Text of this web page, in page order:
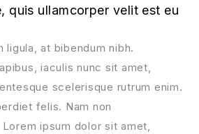
quis ullamcorper velit est eu
ligula, at bibendum nibh.
iaculis nunc sit amet,
scelerisque rutrum enim.
felis. Nam non
ipsum dolor sit amet,